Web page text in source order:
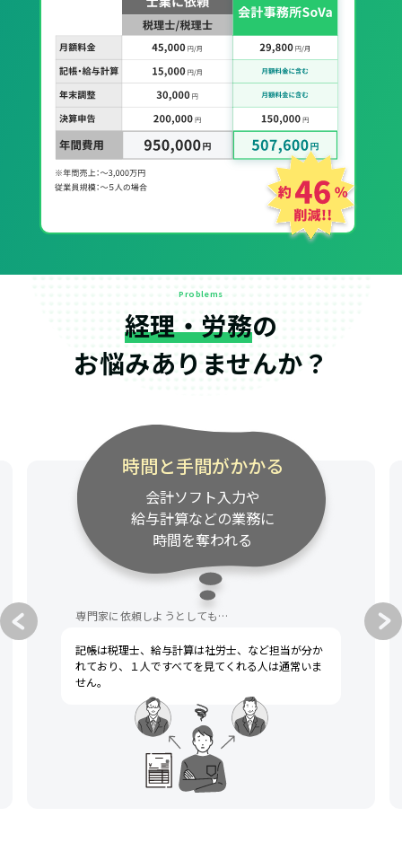
Problems
経理・労務の
お悩みありませんか？
時間と手間がかかる
会計ソフト入力や
給与計算などの業務に
時間を奪われる
専門家に依頼しようとしても…
記帳は税理士、給与計算は社労士、など担当が分か
れており、１人ですべてを見てくれる人は通常いま
せん。